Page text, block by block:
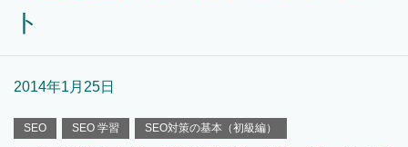
ト
2014年1月25日
SEO SEO 学習 SEO対策の基本（初級編）